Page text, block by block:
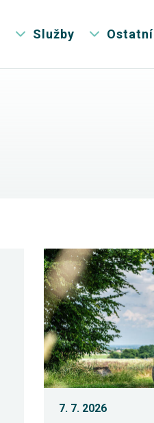
Služby Ostatní
7. 7. 2026